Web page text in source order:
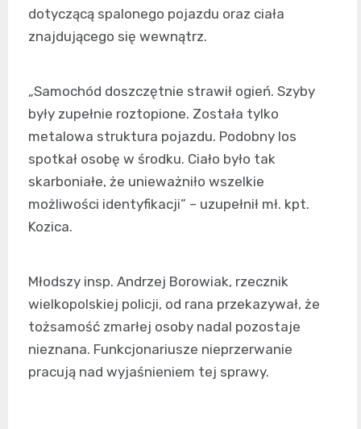
dotyczącą spalonego pojazdu oraz ciała
znajdującego się wewnątrz.
„Samochód doszczętnie strawił ogień. Szyby
były zupełnie roztopione. Została tylko
metalowa struktura pojazdu. Podobny los
spotkał osobę w środku. Ciało było tak
skarboniałe, że unieważniło wszelkie
możliwości identyfikacji” – uzupełnił mł. kpt.
Kozica.
Młodszy insp. Andrzej Borowiak, rzecznik
wielkopolskiej policji, od rana przekazywał, że
tożsamość zmarłej osoby nadal pozostaje
nieznana. Funkcjonariusze nieprzerwanie
pracują nad wyjaśnieniem tej sprawy.